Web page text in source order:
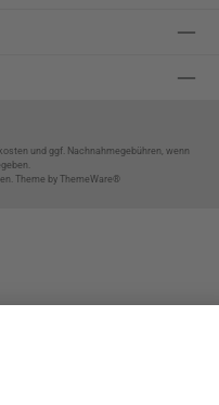
und ggf. Nachnahmegebühren, wenn
Theme by ThemeWare®